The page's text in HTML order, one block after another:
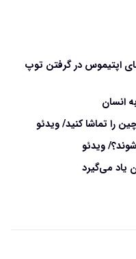
اپتیموس در گرفتن توپ
انسان
را تماشا کنید/ ویدئو
ویدئو
یاد می‌گیرد